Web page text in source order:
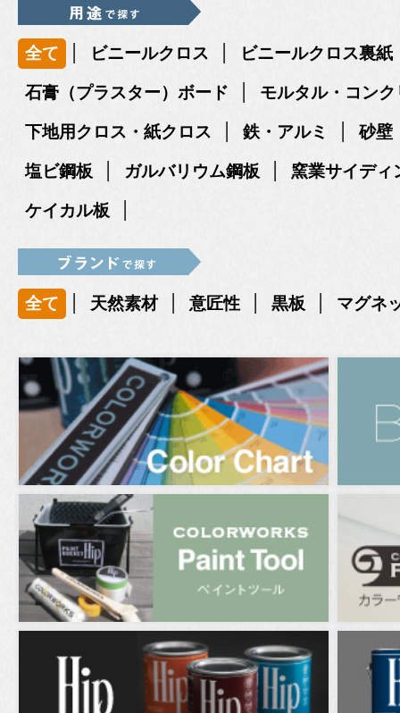
全て | ビニールクロス | ビニールクロス裏紙
石膏（プラスター）ボード | モルタル・コンク
下地用クロス・紙クロス | 鉄・アルミ | 砂壁
塩ビ鋼板 | ガルバリウム鋼板 | 窯業サイディ
ケイカル板 |
全て | 天然素材 | 意匠性 | 黒板 | マグネ